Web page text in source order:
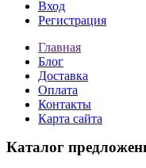
Вход
Регистрация
Главная
Блог
Доставка
Оплата
Контакты
Карта сайта
Каталог